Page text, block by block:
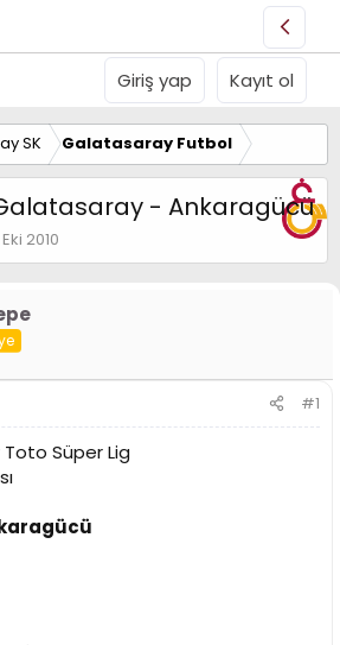
Giriş yap Kayıt ol
SK Galatasaray Futbol
- Ankaragücü
2010
#1
Süper Lig